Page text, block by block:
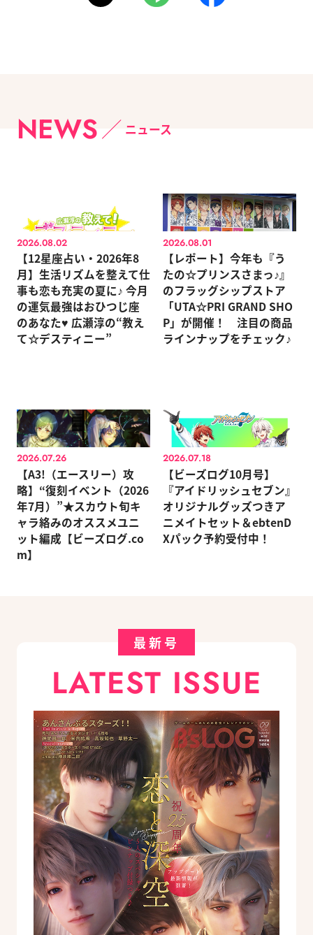
NEWS ニュース
2026.08.02
【12星座占い・2026年8
月】生活リズムを整えて仕
事も恋も充実の夏に♪ 今月
の運気最強はおひつじ座
のあなた♥ 広瀬淳の“教え
て☆デスティニー”
2026.08.01
【レポート】今年も『う
たの☆プリンスさまっ♪』
のフラッグシップストア
「UTA☆PRI GRAND SHO
P」が開催！ 注目の商品
ラインナップをチェック♪
2026.07.26
【A3!（エースリー）攻
略】“復刻イベント（2026
年7月）”★スカウト旬キ
ャラ絡みのオススメユニ
ット編成【ビーズログ.co
m】
2026.07.18
【ビーズログ10月号】
『アイドリッシュセブン』
オリジナルグッズつきア
ニメイトセット＆ebtenD
Xパック予約受付中！
最新号
LATEST ISSUE